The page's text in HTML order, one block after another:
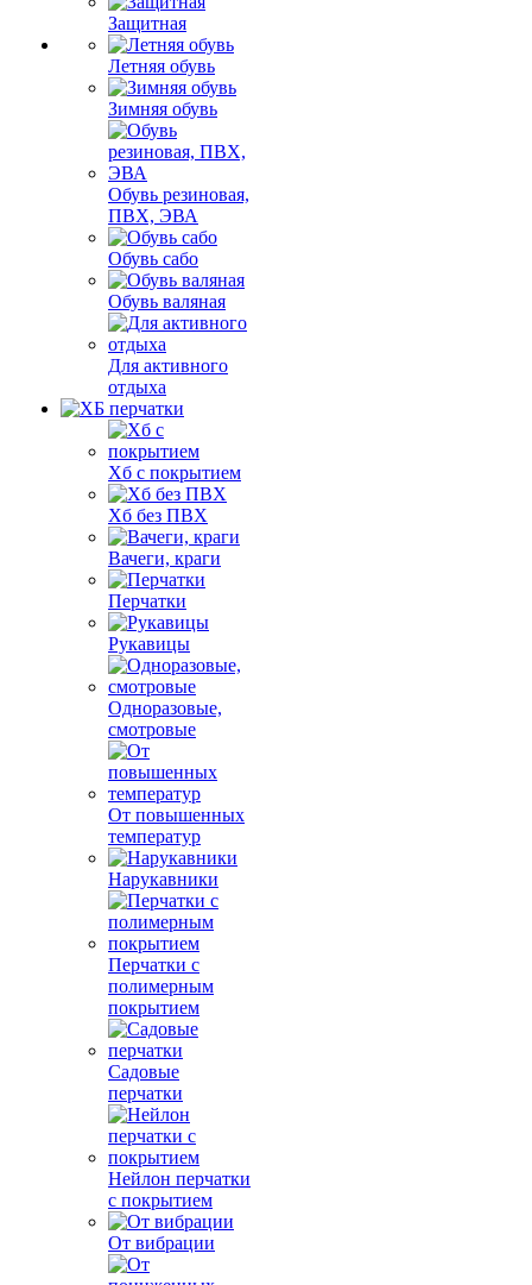
Защитная
Летняя обувь
Зимняя обувь
Обувь резиновая,
ПВХ, ЭВА
Обувь сабо
Обувь валяная
Для активного
отдыха
Хб с покрытием
Хб без ПВХ
Вачеги, краги
Перчатки
Рукавицы
Одноразовые,
смотровые
От повышенных
температур
Нарукавники
Перчатки с
полимерным
покрытием
Садовые
перчатки
Нейлон перчатки
с покрытием
От вибрации